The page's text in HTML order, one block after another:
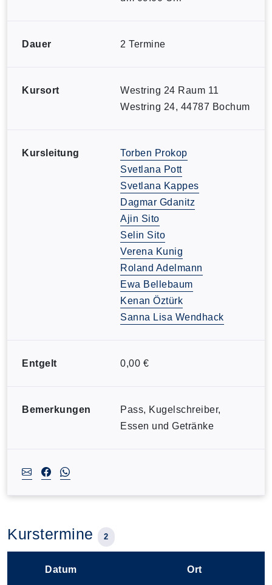
Dauer 2 Termine
Kursort
Westring 24 Raum 11
Westring 24, 44787 Bochum
Kursleitung
Torben Prokop
Svetlana Pott
Svetlana Kappes
Dagmar Gdanitz
Ajin Sito
Selin Sito
Verena Kunig
Roland Adelmann
Ewa Bellebaum
Kenan Öztürk
Sanna Lisa Wendhack
Entgelt 0,00 €
Bemerkungen
Pass, Kugelschreiber,
Essen und Getränke
Kurstermine 2
Datum Ort